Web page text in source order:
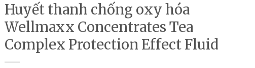
Huyết thanh chống oxy hóa
Wellmaxx Concentrates Tea
Complex Protection Effect Fluid